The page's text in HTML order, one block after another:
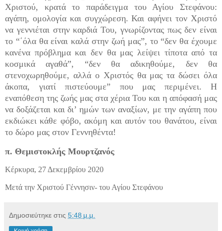
Χριστού, κρατά το παράδειγμα του Αγίου Στεφάνου:
αγάπη, ομολογία και συγχώρεση. Και αφήνει τον Χριστό
να γεννιέται στην καρδιά Του, γνωρίζοντας πως δεν είναι
το “΄όλα θα είναι καλά στην ζωή μας”, το “δεν θα έχουμε
κανένα πρόβλημα και δεν θα μας λείψει τίποτα από τα
κοσμικά αγαθά”, “δεν θα αδικηθούμε, δεν θα
στενοχωρηθούμε, αλλά ο Χριστός θα μας τα δώσει όλα
άκοπα, γιατί πιστεύουμε” που μας περιμένει. Η
εναπόθεση της ζωής μας στα χέρια Του και η απόφασή μας
να δοξάζεται και δι’ ημών των αναξίων, με την αγάπη που
εκδιώκει κάθε φόβο, ακόμη και αυτόν του θανάτου, είναι
το δώρο μας στον Γεννηθέντα!
π. Θεμιστοκλής Μουρτζανός
Κέρκυρα, 27 Δεκεμβρίου 2020
Μετά την Χριστού Γέννησιν- του Αγίου Στεφάνου
Δημοσιεύτηκε στις 5:48 μ.μ.